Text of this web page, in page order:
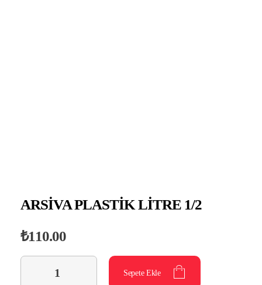
ARSİVA PLASTİK LİTRE 1/2
₺110.00
Sepete Ekle